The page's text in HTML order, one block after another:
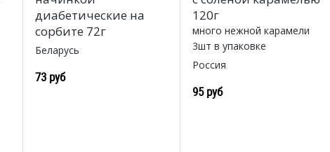
диабетические на
сорбите 72г
Беларусь
73 руб
120г
много нежной карамели
3шт в упаковке
Россия
95 руб